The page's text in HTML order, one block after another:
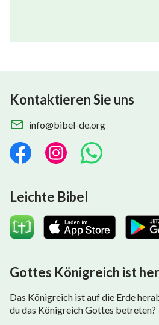
Kontaktieren Sie uns
info@bibel-de.org
Leichte Bibel
Gottes Königreich ist
Das Königreich ist auf die Erde
du das Königreich Gottes betreten?